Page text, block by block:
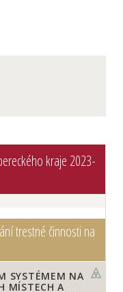
kraje 2023-
trestné činnosti na
SYSTÉMEM NA
MÍSTECH A